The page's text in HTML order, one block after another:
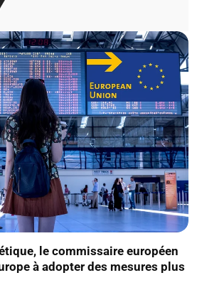
le commissaire européen
à adopter des mesures plus